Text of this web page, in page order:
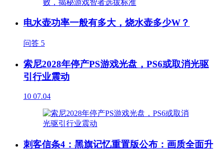
电水壶功率一般有多大，烧水壶多少W？
问答 5
索尼2028年停产PS游戏光盘，PS6或取消光驱
引行业震动
10 07.04
刺客信条4：黑旗记忆重置版公布：画质全面升